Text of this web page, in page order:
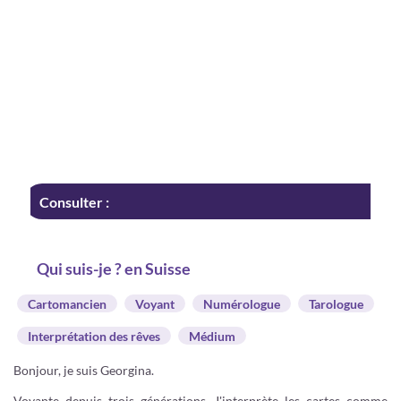
Consulter :
Qui suis-je ? en Suisse
Cartomancien Voyant Numérologue Tarologue
Interprétation des rêves Médium
Bonjour, je suis Georgina.